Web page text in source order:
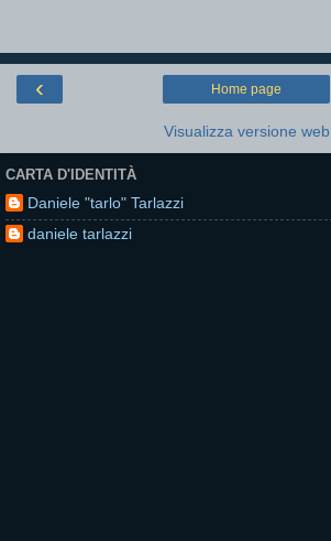
‹ Home page
Visualizza versione web
CARTA D'IDENTITÀ
Daniele "tarlo" Tarlazzi
daniele tarlazzi